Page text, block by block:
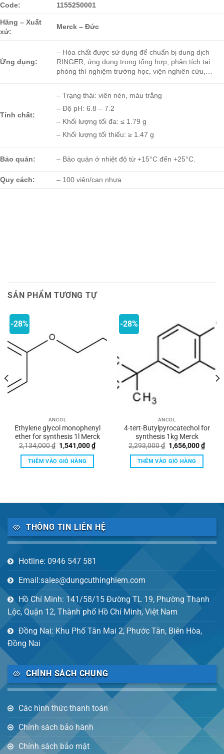
Code: 1155250001
Hãng – Xuất
xứ:
Merck – Đức
Ứng dụng:
– Hóa chất được sử dụng để chuẩn bị dung dịch
RINGER, ứng dụng trong tổng hợp, phân tích tại
phòng thí nghiệm trường học, viện nghiên cứu,…
Tính chất:
– Trạng thái: viên nén, màu trắng
– Độ pH: 6.8 – 7.2
– Khối lượng tối đa: ≤ 1.79 g
– Khối lượng tối thiểu: ≥ 1.47 g
Bảo quản: – Bảo quản ở nhiệt độ từ +15°C đến +25°C.
Quy cách: – 100 viên/can nhựa
SẢN PHẨM TƯƠNG TỰ
-28%
ANCOL
Ethylene glycol monophenyl
ether for synthesis 1l Merck
2,134,000₫ Giá
gốc
là:
2,134,000 ₫.
1,541,000₫Giá
hiện
THÊM VÀO GIỎ HÀNG
-28%
ANCOL
4-tert-Butylpyrocatechol for
synthesis 1kg Merck
2,293,000₫ Giá
gốc
là:
2,293,000 ₫.
1,656,000₫Giá
hiện
THÊM VÀO GIỎ HÀNG
THÔNG TIN LIÊN HỆ
Hotline: 0946 547 581
Email:sales@dungcuthinghiem.com
Hồ Chí Minh: 141/58/15 Đường TL 19, Phường Thạnh
Lộc, Quận 12, Thành phố Hồ Chí Minh, Việt Nam
Đồng Nai: Khu Phố Tân Mai 2, Phước Tân, Biên Hòa,
Đồng Nai
CHÍNH SÁCH CHUNG
Các hình thức thanh toán
Chính sách bảo hành
Chính sách bảo mật